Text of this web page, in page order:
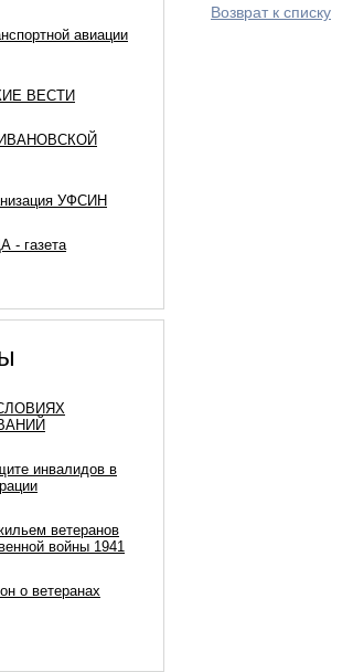
авиации
ВЕСТИ
УФСИН
- газета
инвалидов в
ветеранов
войны 1941
о ветеранах
Возврат к списку